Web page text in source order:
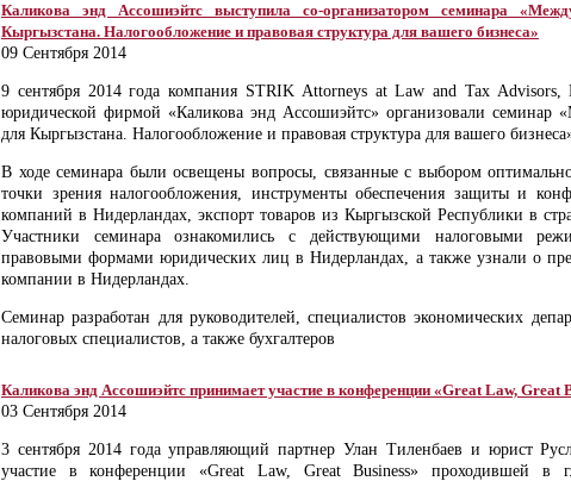
Каликова энд Ассошиэйтс выступила со-организатором семинара
Кыргызстана. Налогообложение и правовая структура для вашего бизнеса»
09 Сентября 2014
9 сентября 2014 года компания STRIK Attorneys at Law and Tax Advisors,
юридической фирмой «Каликова энд Ассошиэйтс» организовали семинар
для Кыргызстана. Налогообложение и правовая структура для вашего
В ходе семинара были освещены вопросы, связанные с выбором
точки зрения налогообложения, инструменты обеспечения защиты и
компаний в Нидерландах, экспорт товаров из Кыргызской Республики в
Участники семинара ознакомились с действующими налоговыми
правовыми формами юридических лиц в Нидерландах, а также узнали о
компании в Нидерландах.
Семинар разработан для руководителей, специалистов экономических
налоговых специалистов, а также бухгалтеров
Каликова энд Ассошиэйтс принимает участие в конференции «Great Law, Great
03 Сентября 2014
3 сентября 2014 года управляющий партнер Улан Тиленбаев и юрист
участие в конференции «Great Law, Great Business» проходившей в